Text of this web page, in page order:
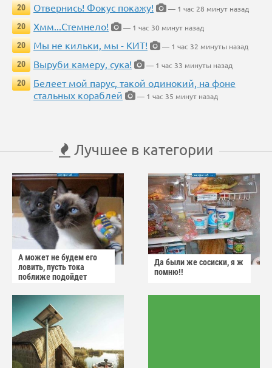
20
Отвернись! Фокус покажу!
— 1 час 28 минут назад
20
Хмм...Стемнело!
— 1 час 30 минут назад
20
Мы не кильки, мы - КИТ!
— 1 час 32 минуты назад
20
Выруби камеру, сука!
— 1 час 33 минуты назад
20
Белеет мой парус, такой одинокий, на фоне
стальных кораблей
— 1 час 35 минут назад
Лучшее в категории
А может не будем его
ловить, пусть тока
поближе подойдет
Да были же сосиски, я ж
помню!!